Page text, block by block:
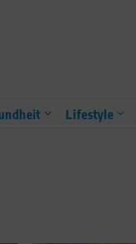
Lifestyle